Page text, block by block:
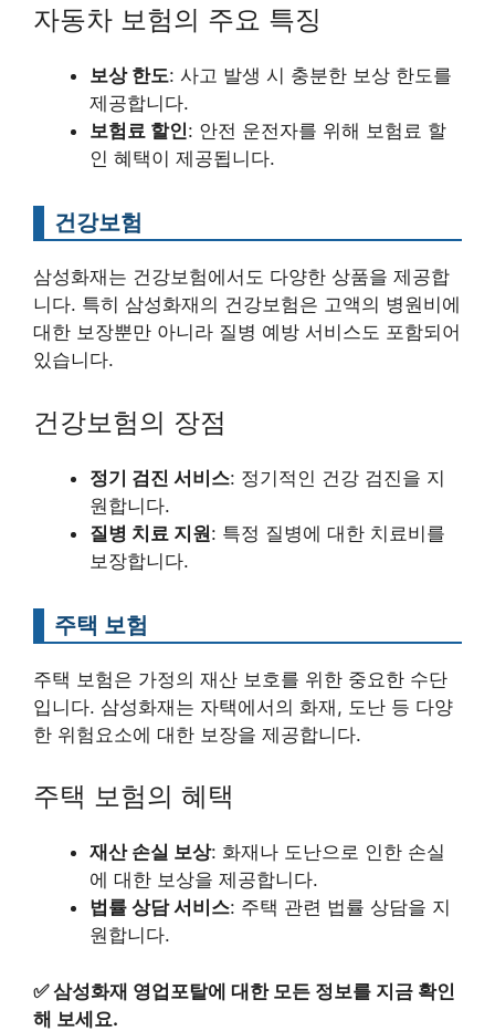
자동차 보험의 주요 특징
보상 한도: 사고 발생 시 충분한 보상 한도를
제공합니다.
보험료 할인: 안전 운전자를 위해 보험료 할
인 혜택이 제공됩니다.
건강보험
삼성화재는 건강보험에서도 다양한 상품을 제공합
니다. 특히 삼성화재의 건강보험은 고액의 병원비에
대한 보장뿐만 아니라 질병 예방 서비스도 포함되어
있습니다.
건강보험의 장점
정기 검진 서비스: 정기적인 건강 검진을 지
원합니다.
질병 치료 지원: 특정 질병에 대한 치료비를
보장합니다.
주택 보험
주택 보험은 가정의 재산 보호를 위한 중요한 수단
입니다. 삼성화재는 자택에서의 화재, 도난 등 다양
한 위험요소에 대한 보장을 제공합니다.
주택 보험의 혜택
재산 손실 보상: 화재나 도난으로 인한 손실
에 대한 보상을 제공합니다.
법률 상담 서비스: 주택 관련 법률 상담을 지
원합니다.
✅삼성화재 영업포탈에 대한 모든 정보를 지금 확인
해 보세요.